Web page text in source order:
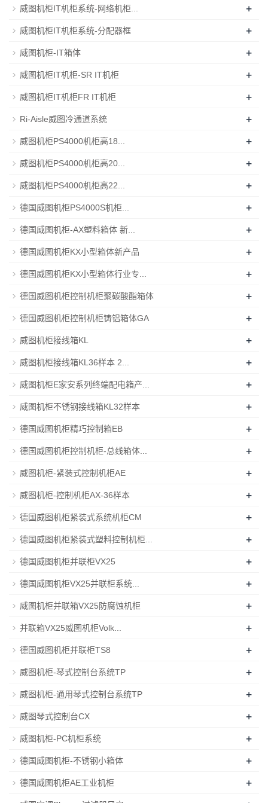
威图机柜IT机柜系统-网络机柜... +
威图机柜IT机柜系统-分配器框 +
威图机柜-IT箱体 +
威图机柜IT机柜-SR IT机柜 +
威图机柜IT机柜FR IT机柜 +
Ri-Aisle威图冷通道系统 +
威图机柜PS4000机柜高18... +
威图机柜PS4000机柜高20... +
威图机柜PS4000机柜高22... +
德国威图机柜PS4000S机柜... +
德国威图机柜-AX塑料箱体 新... +
德国威图机柜KX小型箱体新产品 +
德国威图机柜KX小型箱体行业专... +
德国威图机柜控制机柜聚碳酸酯箱体 +
德国威图机柜控制机柜铸铝箱体GA +
威图机柜接线箱KL +
威图机柜接线箱KL36样本 2... +
威图机柜E家安系列终端配电箱产... +
威图机柜不锈钢接线箱KL32样本 +
德国威图机柜精巧控制箱EB +
德国威图机柜控制机柜-总线箱体... +
威图机柜-紧装式控制机柜AE +
威图机柜-控制机柜AX-36样本 +
德国威图机柜紧装式系统机柜CM +
德国威图机柜紧装式塑料控制机柜... +
德国威图机柜并联柜VX25 +
德国威图机柜VX25并联柜系统... +
威图机柜并联箱VX25防腐蚀机柜 +
并联箱VX25威图机柜Volk... +
德国威图机柜并联柜TS8 +
威图机柜-琴式控制台系统TP +
威图机柜-通用琴式控制台系统TP +
威图琴式控制台CX +
威图机柜-PC机柜系统 +
德国威图机柜-不锈钢小箱体 +
德国威图机柜AE工业机柜 +